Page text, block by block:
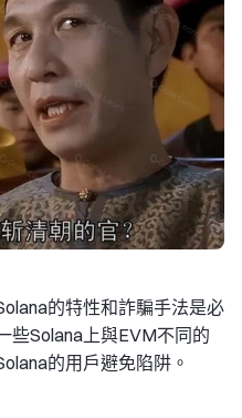
的特性和詐騙手法是必
些Solana上與EVM不同的
的用戶避免陷阱。